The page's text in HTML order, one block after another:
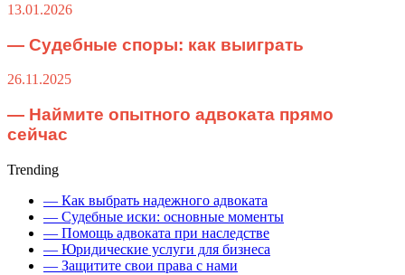
13.01.2026
— Судебные споры: как выиграть
26.11.2025
— Наймите опытного адвоката прямо
сейчас
Trending
— Как выбрать надежного адвоката
— Судебные иски: основные моменты
— Помощь адвоката при наследстве
— Юридические услуги для бизнеса
— Защитите свои права с нами